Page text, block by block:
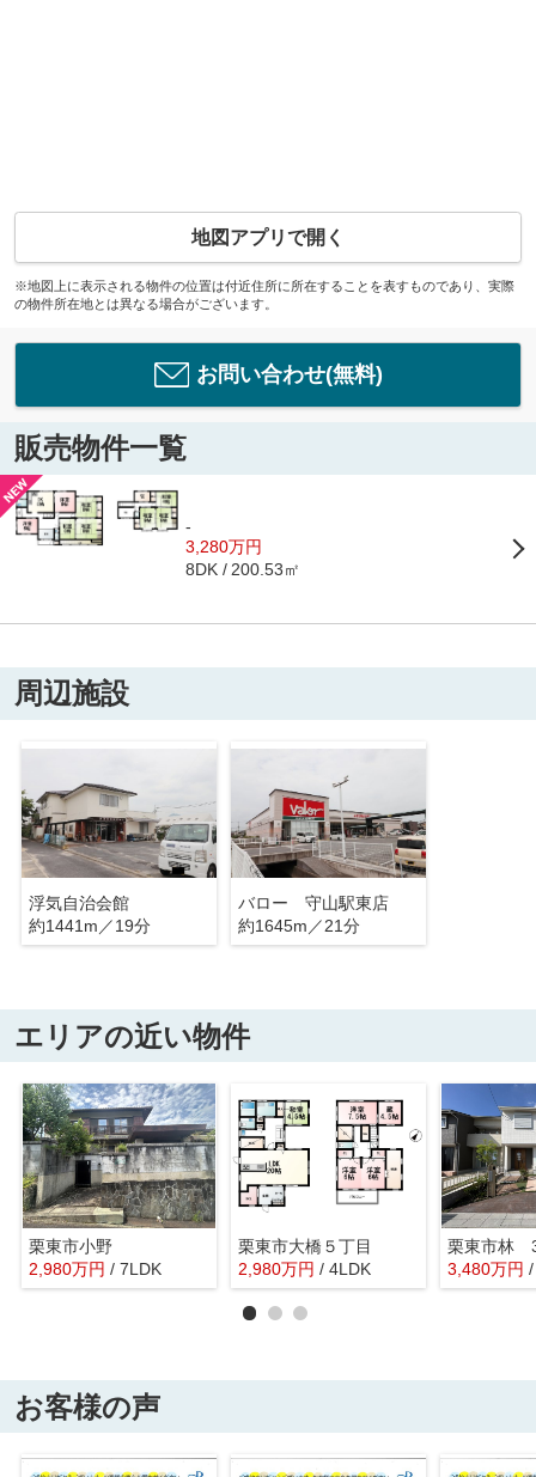
地図アプリで開く
※地図上に表示される物件の位置は付近住所に所在することを表すものであり、実際
の物件所在地とは異なる場合がございます。
お問い合わせ(無料)
販売物件一覧
-
3,280万円
8DK 200.53㎡
周辺施設
浮気自治会館
約1441m／19分
バロー 守山駅東店
約1645m／21分
エリアの近い物件
栗東市小野
2,980万円 / 7LDK
栗東市大橋５丁目
2,980万円 / 4LDK
栗東市林
3,480万円
お客様の声